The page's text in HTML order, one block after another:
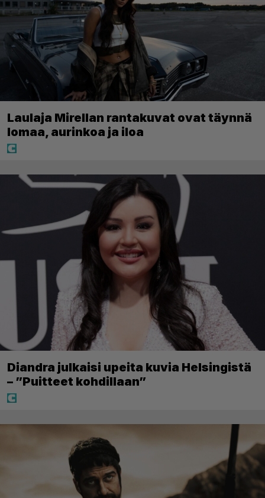
Laulaja Mirellan rantakuvat ovat täynnä
lomaa, aurinkoa ja iloa
Diandra julkaisi upeita kuvia Helsingistä
– ”Puitteet kohdillaan”